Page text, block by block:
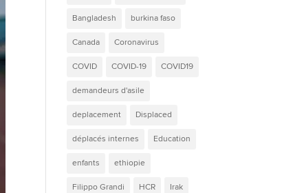
Bangladesh burkina faso
Canada Coronavirus
COVID COVID-19 COVID19
demandeurs d'asile
deplacement Displaced
déplacés internes Education
enfants ethiopie
Filippo Grandi HCR Irak